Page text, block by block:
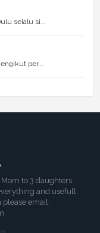
selalu si...
per...
to 3 daughters
and usefull
please email: